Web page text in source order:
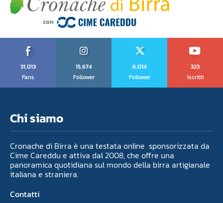
31,013
Fans
15,674
Follower
6,014
Follower
323
Iscritti
Chi siamo
Cronache di Birra è una testata online sponsorizzata da
Cime Careddu e attiva dal 2008, che offre una
panoramica quotidiana sul mondo della birra artigianale
italiana e straniera.
Contatti